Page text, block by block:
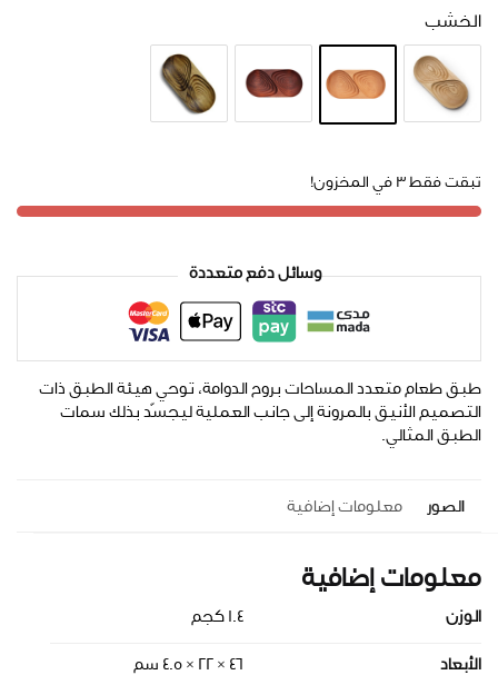
الخشب
تبقت فقط 3 في المخزون!
وسائل دفع متعددة
طبق طعام متعدد المساحات بروح الدوامة، توحي هيئة الطبق ذات
التصميم الأنيق بالمرونة إلى جانب العملية ليجسّد بذلك سمات
الطبق المثالي.
الصور معلومات إضافية
معلومات إضافية
الوزن 1.4 كجم
الأبعاد 46 × 22 × 4.5 سم